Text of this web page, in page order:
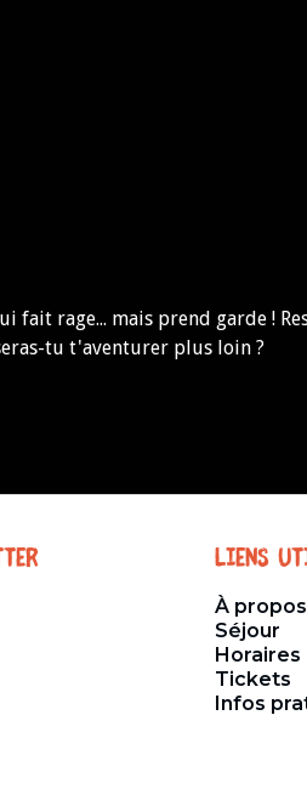
fait rage... mais prend garde !
tu t'aventurer plus loin ?
Liens
À propos
Séjour
Horaires
Tickets
Infos